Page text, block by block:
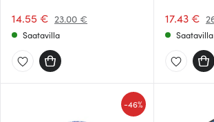
14.55 € 23.00 €
Saatavilla
17.43 €
Saatavilla
-46%